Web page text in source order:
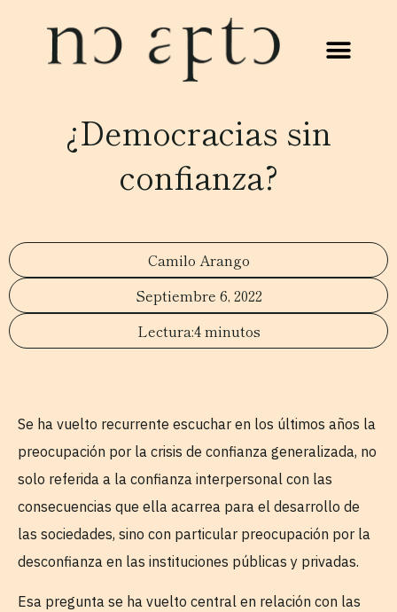
¿Democracias sin
confianza?
Camilo Arango
Septiembre 6, 2022
4 minutos
Se ha vuelto recurrente escuchar en los últimos años la
preocupación por la crisis de confianza generalizada, no
solo referida a la confianza interpersonal con las
consecuencias que ella acarrea para el desarrollo de
las sociedades, sino con particular preocupación por la
desconfianza en las instituciones públicas y privadas.
Esa pregunta se ha vuelto central en relación con las